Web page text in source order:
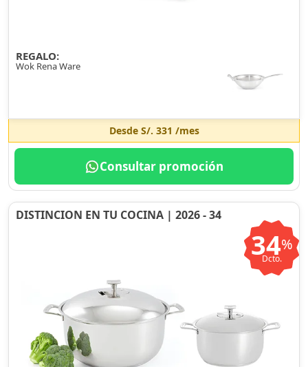
REGALO:
Wok Rena Ware
Desde S/. 331 /mes
Consultar promoción
DISTINCION EN TU COCINA | 2026 - 34
34%
Dcto.